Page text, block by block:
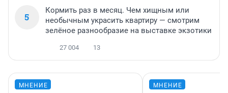
5
Кормить раз в месяц. Чем хищным или
необычным украсить квартиру — смотрим
зелёное разнообразие на выставке экзотики
27 004 13
МНЕНИЕ МНЕНИЕ